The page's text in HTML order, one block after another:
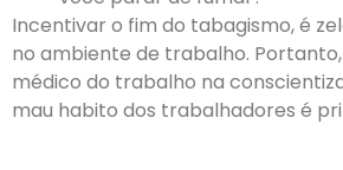
Incentivar o fim do tabagismo, é
no ambiente de trabalho.
médico do trabalho na
mau habito dos trabalhadores é